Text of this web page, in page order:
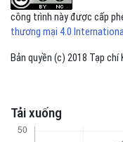
Tải xuống
công trình này được cấp
thương mại 4.0
Bản quyền (c) 2018 Tạp